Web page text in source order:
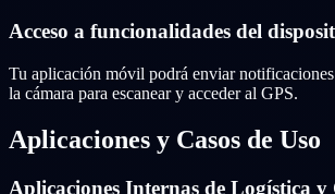
Acceso a funcionalidades del
Tu aplicación móvil podrá enviar
la cámara para escanear y acceder al GPS.
Aplicaciones y Casos de Uso
Aplicaciones Internas de Logística